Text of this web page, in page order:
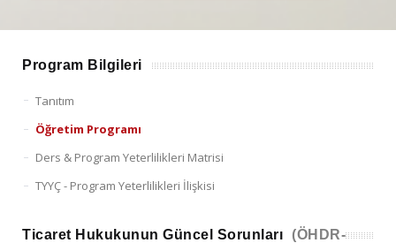
Program Bilgileri
Tanıtım
Öğretim Programı
Ders & Program Yeterlilikleri Matrisi
TYYÇ - Program Yeterlilikleri İlişkisi
Ticaret Hukukunun Güncel Sorunları (ÖHDR-